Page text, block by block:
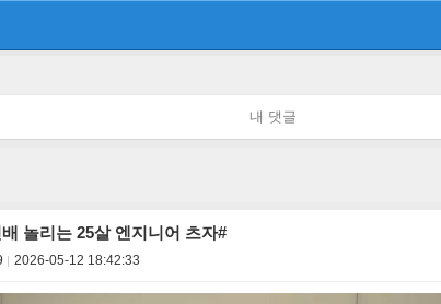
내 댓글
놀리는 25살 엔지니어 츠자#
2026-05-12 18:42:33